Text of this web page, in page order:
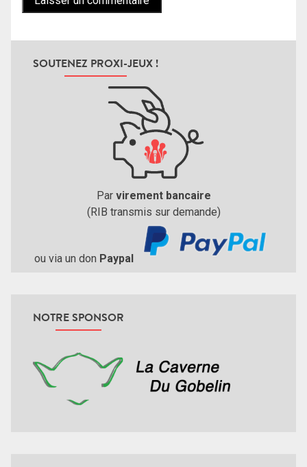
SOUTENEZ PROXI-JEUX !
Par virement bancaire
(RIB transmis sur demande)
ou via un don Paypal
NOTRE SPONSOR